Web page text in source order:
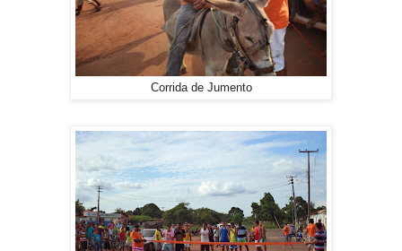
Corrida de Jumento